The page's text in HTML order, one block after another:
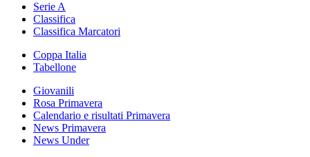
Serie A
Classifica
Classifica Marcatori
Coppa Italia
Tabellone
Giovanili
Rosa Primavera
Calendario e risultati Primavera
News Primavera
News Under